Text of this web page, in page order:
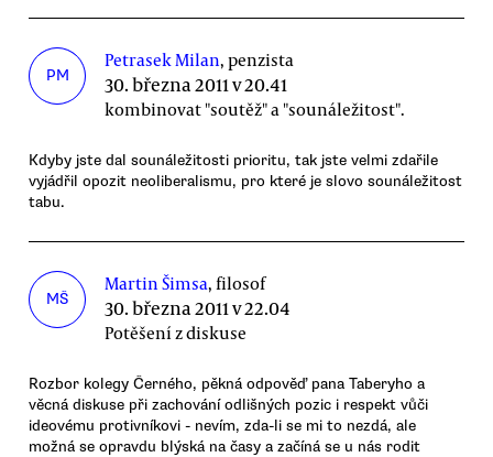
PM
Petrasek Milan, penzista
30. března 2011 v 20.41
kombinovat "soutěž" a "sounáležitost".
Kdyby jste dal sounáležitosti prioritu, tak jste velmi zdařile
vyjádřil opozit neoliberalismu, pro které je slovo sounáležitost
tabu.
MŠ
Martin Šimsa, filosof
30. března 2011 v 22.04
Potěšení z diskuse
Rozbor kolegy Černého, pěkná odpověď pana Taberyho a
věcná diskuse při zachování odlišných pozic i respekt vůči
ideovému protivníkovi - nevím, zda-li se mi to nezdá, ale
možná se opravdu blýská na časy a začíná se u nás rodit